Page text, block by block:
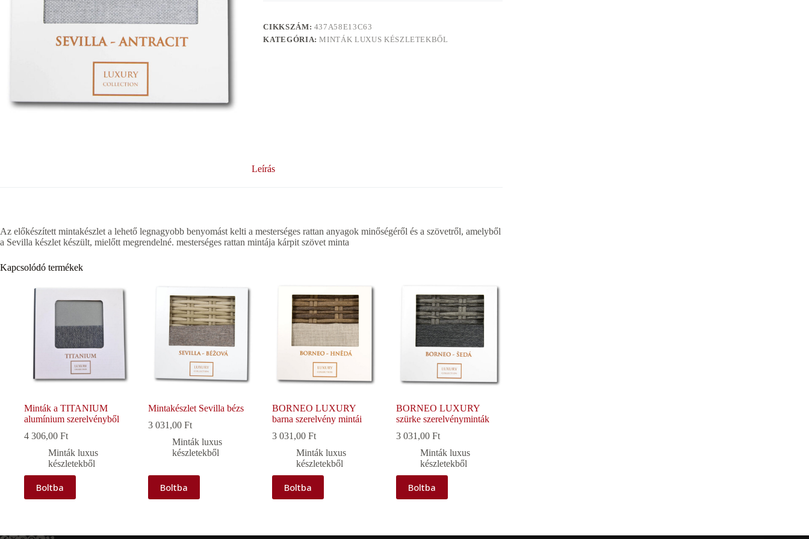
CIKKSZÁM: 437A58E13C63
KATEGÓRIA:MINTÁK LUXUS KÉSZLETEKBŐL
Leírás
Az előkészített mintakészlet a lehető legnagyobb benyomást kelti a mesterséges rattan anyagok minőségéről és a szövetről, amelyből
a Sevilla készlet készült, mielőtt megrendelné. mesterséges rattan mintája kárpit szövet minta
Kapcsolódó termékek
Minták a TITANIUM
alumínium szerelvényből
4 306,00 Ft
Minták luxus
készletekből
Boltba
Mintakészlet Sevilla bézs
3 031,00Ft
Minták luxus
készletekből
Boltba
BORNEO LUXURY
barna szerelvény mintái
3 031,00Ft
Minták luxus
készletekből
Boltba
BORNEO LUXURY
szürke szerelvényminták
3 031,00Ft
Minták luxus
készletekből
Boltba